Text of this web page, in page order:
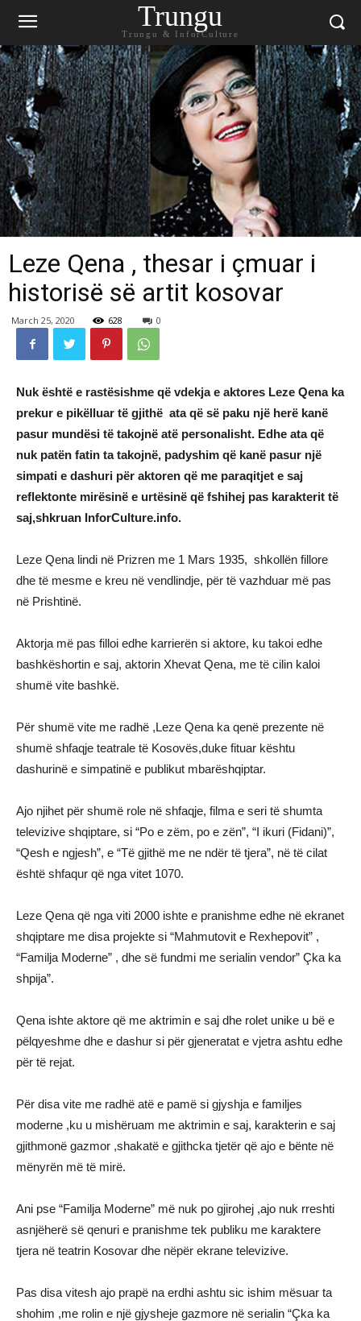
Trungu
Trungu & InforCulture
Leze Qena , thesar i çmuar i
historisë së artit kosovar
March 25, 2020 628 0
Nuk është e rastësishme që vdekja e aktores Leze Qena ka
prekur e pikëlluar të gjithë ata që së paku një herë kanë
pasur mundësi të takojnë atë personalisht. Edhe ata që
nuk patën fatin ta takojnë, padyshim që kanë pasur një
simpati e dashuri për aktoren që me paraqitjet e saj
reflektonte mirësinë e urtësinë që fshihej pas karakterit të
saj,shkruan InforCulture.info.
Leze Qena lindi në Prizren me 1 Mars 1935, shkollën fillore
dhe të mesme e kreu në vendlindje, për të vazhduar më pas
në Prishtinë.
Aktorja më pas filloi edhe karrierën si aktore, ku takoi edhe
bashkëshortin e saj, aktorin Xhevat Qena, me të cilin kaloi
shumë vite bashkë.
Për shumë vite me radhë ,Leze Qena ka qenë prezente në
shumë shfaqje teatrale të Kosovës,duke fituar kështu
dashurinë e simpatinë e publikut mbarëshqiptar.
Ajo njihet për shumë role në shfaqje, filma e seri të shumta
televizive shqiptare, si “Po e zëm, po e zën”, “I ikuri (Fidani)”,
“Qesh e ngjesh”, e “Të gjithë me ne ndër të tjera”, në të cilat
është shfaqur që nga vitet 1070.
Leze Qena që nga viti 2000 ishte e pranishme edhe në ekranet
shqiptare me disa projekte si “Mahmutovit e Rexhepovit” ,
“Familja Moderne” , dhe së fundmi me serialin vendor” Çka ka
shpija”.
Qena ishte aktore që me aktrimin e saj dhe rolet unike u bë e
pëlqyeshme dhe e dashur si për gjeneratat e vjetra ashtu edhe
për të rejat.
Për disa vite me radhë atë e pamë si gjyshja e familjes
moderne ,ku u mishëruam me aktrimin e saj, karakterin e saj
gjithmonë gazmor ,shakatë e gjithcka tjetër që ajo e bënte në
mënyrën më të mirë.
Ani pse “Familja Moderne” më nuk po gjirohej ,ajo nuk rreshti
asnjëherë së qenuri e pranishme tek publiku me karaktere
tjera në teatrin Kosovar dhe nëpër ekrane televizive.
Pas disa vitesh ajo prapë na erdhi ashtu sic ishim mësuar ta
shohim ,me rolin e një gjysheje gazmore në serialin “Çka ka